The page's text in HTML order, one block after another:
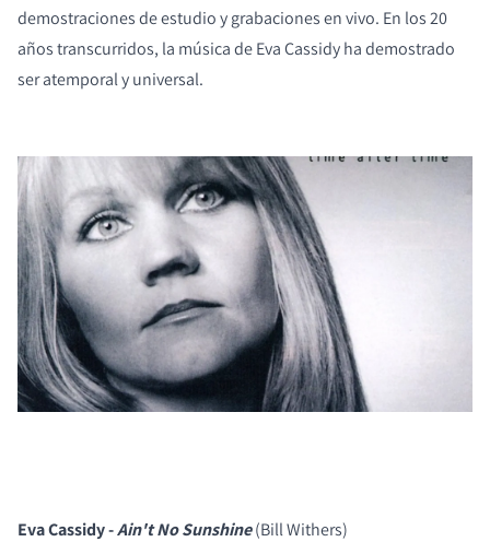
demostraciones de estudio y grabaciones en vivo. En los 20
años transcurridos, la música de Eva Cassidy ha demostrado
ser atemporal y universal.
Eva Cassidy -Ain't No Sunshine(Bill Withers)